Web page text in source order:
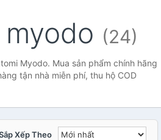
(24)
Myodo. Mua sản phẩm chính hãng
tận nhà miễn phí, thu hộ COD
Xếp Theo